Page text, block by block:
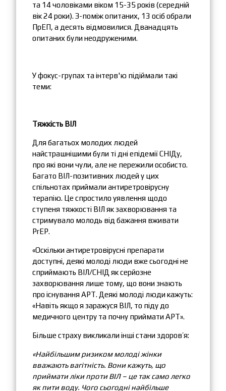
та 14 чоловіками віком 15-35 років (середній
вік 24 роки). З-поміж опитаних, 13 осіб обрали
ПрЕП, а десять відмовилися. Дванадцять
опитаних були неодруженими.
У фокус-групах та інтерв'ю підіймали такі
теми:
Тяжкість ВІЛ
Для багатьох молодих людей
найстрашнішими були ті дні епідемії СНІДу,
про які вони чули, але не пережили особисто.
Багато ВІЛ-позитивних людей у ​​цих
спільнотах приймали антиретровірусну
терапію. Це спростило уявлення щодо ​​
ступеня тяжкості ВІЛ як захворювання та
стримувало молодь від бажання вживати
PrEP.
«Оскільки антиретровірусні препарати
доступні, деякі молоді люди вже сьогодні не
сприймають ВІЛ/СНІД як серйозне
захворювання лише тому, що вони знають
про існування АРТ. Деякі молоді люди кажуть:
«Навіть якщо я заражуся ВІЛ, то піду до
медичного центру та почну приймати АРТ».
Більше страху викликали інші стани здоров’я:
«Найбільшим ризиком молоді жінки
вважають вагітність. Вони кажуть, що
приймати ліки проти ВІЛ – це так само легко
як пити воду. Чого сьогодні найбільше